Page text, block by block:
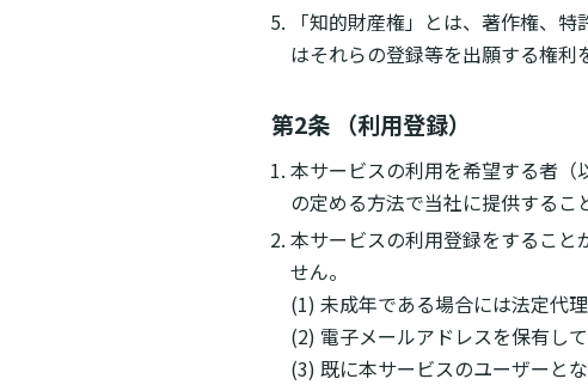
「知的財産権」とは、著作権、
はそれらの登録等を出願する権利
第2条 （利用登録）
本サービスの利用を希望する者
の定める方法で当社に提供するこ
本サービスの利用登録をすること
せん。
(1) 未成年である場合には法定代
(2) 電子メールアドレスを保有し
(3) 既に本サービスのユーザーと